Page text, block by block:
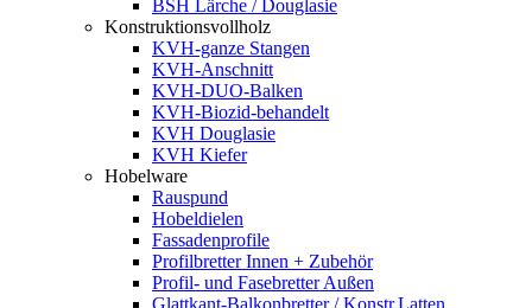
BSH Lärche / Douglasie
Konstruktionsvollholz
KVH-ganze Stangen
KVH-Anschnitt
KVH-DUO-Balken
KVH-Biozid-behandelt
KVH Douglasie
KVH Kiefer
Hobelware
Rauspund
Hobeldielen
Fassadenprofile
Profilbretter Innen + Zubehör
Profil- und Fasebretter Außen